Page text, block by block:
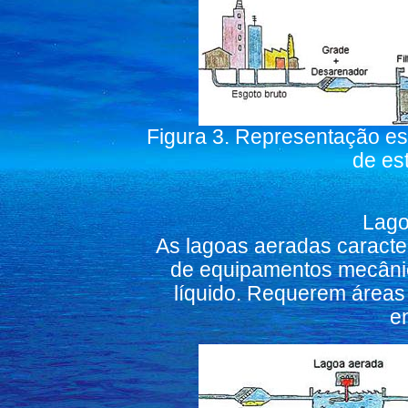
Figura 3. Representação
de
As lagoas aeradas
de equipamentos
líquido. Requerem